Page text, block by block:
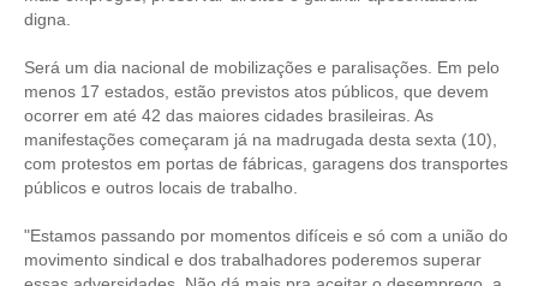
NÚCLEO DA MULHER ENGENHEIRA
TRANSPARÊNCIA
JURÍDICO
CONSULTORIA
digna.
Será um dia nacional de mobilizações e paralisações. Em pelo
menos 17 estados, estão previstos atos públicos, que devem
ocorrer em até 42 das maiores cidades brasileiras. As
manifestações começaram já na madrugada desta sexta (10),
com protestos em portas de fábricas, garagens dos transportes
públicos e outros locais de trabalho.
"Estamos passando por momentos difíceis e só com a união do
movimento sindical e dos trabalhadores poderemos superar